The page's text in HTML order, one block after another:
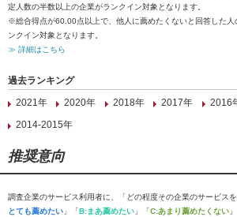
定人数の半数以上の企業がランクイン対象となります。
※総合得点が60.00点以上で、他人に薦めたくないと回答した人
ンクイン対象となります。
≫ 詳細はこちら
過去ランキング
2021年
2020年 2018年 2017年 2016
2014-2015年
推奨意向
調査企業のサービス利用者に、「どの程度その企業のサービス
とても薦めたい 」「B:まあ薦めたい 」「C:あまり薦めたくない